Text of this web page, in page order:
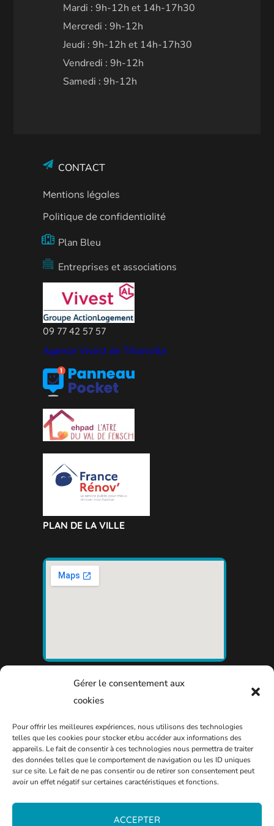
Gérer le consentement aux
cookies
Pour offrir les meilleures expériences, nous utilisons des technologies
telles que les cookies pour stocker et/ou accéder aux informations des
appareils. Le fait de consentir à ces technologies nous permettra de traiter
des données telles que le comportement de navigation ou les ID uniques
sur ce site. Le fait de ne pas consentir ou de retirer son consentement peut
avoir un effet négatif sur certaines caractéristiques et fonctions.
ACCEPTER
Mardi : 9h-12h et 14h-17h30
Mercredi : 9h-12h
Jeudi : 9h-12h et 14h-17h30
Vendredi : 9h-12h
Samedi : 9h-12h
CONTACT
Mentions légales
Politique de confidentialité
Plan Bleu
Entreprises et associations
09 77 42 57 57
Agence Vivest de Thionville
PLAN DE LA VILLE